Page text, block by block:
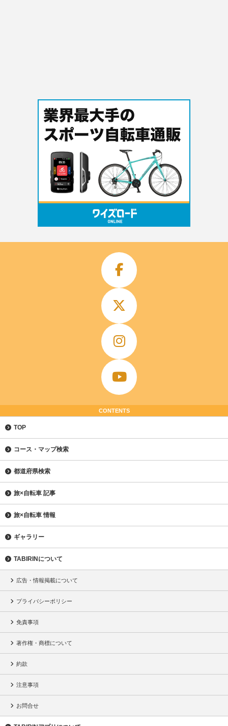
CONTENTS
TOP
コース・マップ検索
都道府県検索
旅×自転車 記事
旅×自転車 情報
ギャラリー
TABIRINについて
広告・情報掲載について
プライバシーポリシー
免責事項
著作権・商標について
約款
注意事項
お問合せ